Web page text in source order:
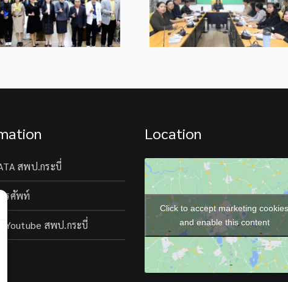
ของสำนักงาน ประจำ
ปีงบประมาณ พ.ศ.2569
การเรียนรู้ หลักสูตร
Teacher, Smart
with Google AI” รุ่
สพป.กระบี่
ทรศัพท์
Youtube สพป.กระบี่
Location
Click to accept marketing cookies
and enable this content